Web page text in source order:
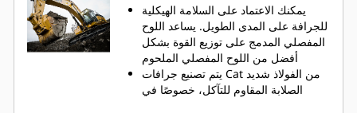
تحميل كمية أكبر من المواد في أقل وقت
ممكن. يساعد شكل الجرافة والقضبان
الجانبية على الاحتفاظ بمعظم المواد في
الجرافة لكل حمولة.
يمكنك الاعتماد على السلامة الهيكلية
للجرافة على المدى الطويل. ‏‫يساعد اللوح
المفصلي المدمج على توزيع القوة بشكل
أفضل من اللوح المفصلي الملحوم
يتم تصنيع جرافات Cat من الفولاذ شديد
الصلابة المقاوم للتآكل، خصوصًا في